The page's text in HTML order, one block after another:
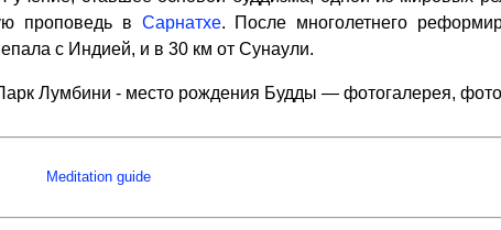
проповедь в Сарнатхе. После многолетнего
с Индией, и в 30 км от Сунаули.
Лумбини - место рождения Будды — фотогалерея,
Meditation guide